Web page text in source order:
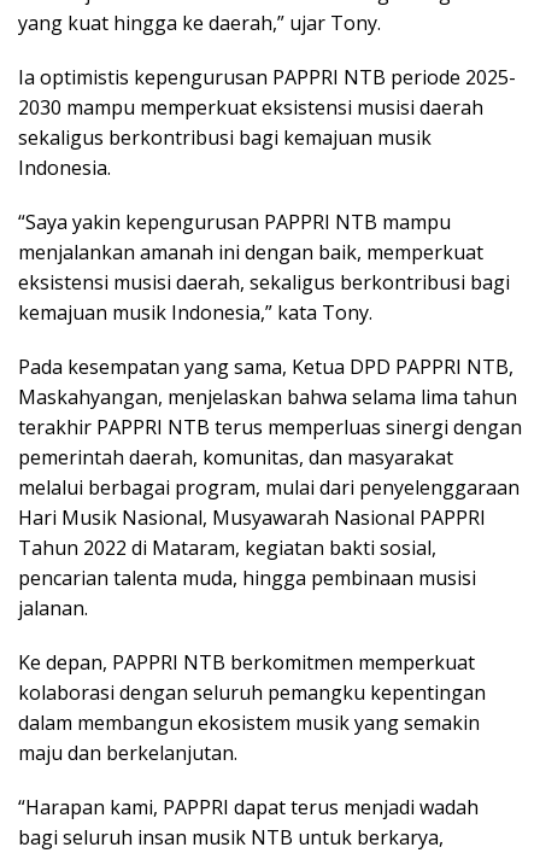
yang kuat hingga ke daerah,” ujar Tony.
Ia optimistis kepengurusan PAPPRI NTB periode 2025-
2030 mampu memperkuat eksistensi musisi daerah
sekaligus berkontribusi bagi kemajuan musik
Indonesia.
“Saya yakin kepengurusan PAPPRI NTB mampu
menjalankan amanah ini dengan baik, memperkuat
eksistensi musisi daerah, sekaligus berkontribusi bagi
kemajuan musik Indonesia,” kata Tony.
Pada kesempatan yang sama, Ketua DPD PAPPRI NTB,
Maskahyangan, menjelaskan bahwa selama lima tahun
terakhir PAPPRI NTB terus memperluas sinergi dengan
pemerintah daerah, komunitas, dan masyarakat
melalui berbagai program, mulai dari penyelenggaraan
Hari Musik Nasional, Musyawarah Nasional PAPPRI
Tahun 2022 di Mataram, kegiatan bakti sosial,
pencarian talenta muda, hingga pembinaan musisi
jalanan.
Ke depan, PAPPRI NTB berkomitmen memperkuat
kolaborasi dengan seluruh pemangku kepentingan
dalam membangun ekosistem musik yang semakin
maju dan berkelanjutan.
“Harapan kami, PAPPRI dapat terus menjadi wadah
bagi seluruh insan musik NTB untuk berkarya,